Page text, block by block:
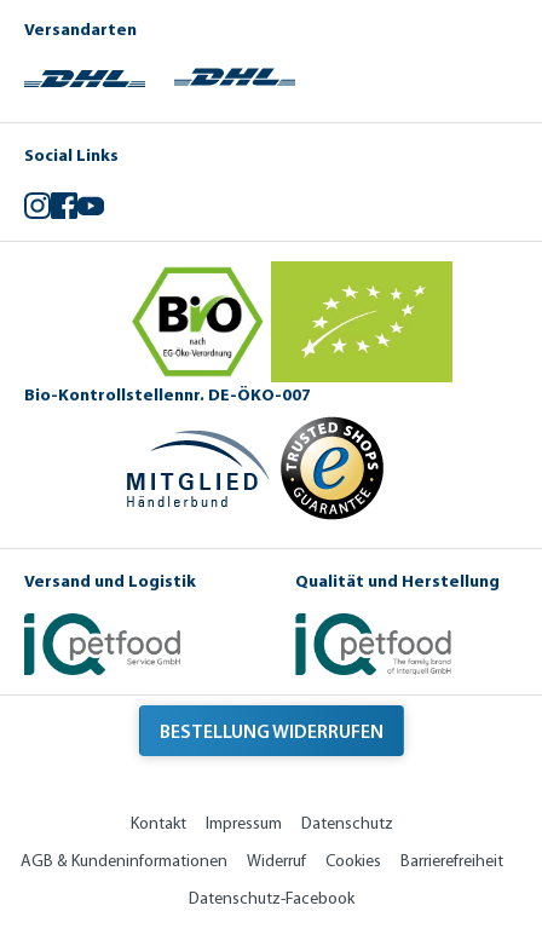
Versandarten
Social Links
Instagram
Facebook
YouTube
Bio-Kontrollstellennr. DE-ÖKO-007
Versand und Logistik Qualität und Herstellung
BESTELLUNG WIDERRUFEN
Kontakt Impressum
Datenschutz
AGB & Kundeninformationen
Widerruf Cookies
Barrierefreiheit
Datenschutz-Facebook